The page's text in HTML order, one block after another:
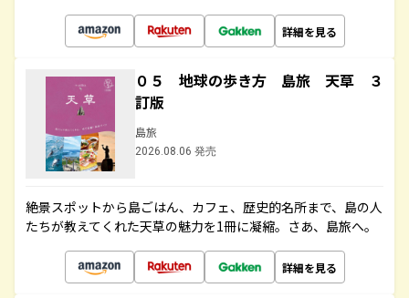
詳細を見る
０５ 地球の歩き方 島旅 天草 ３
訂版
島旅
2026.08.06 発売
絶景スポットから島ごはん、カフェ、歴史的名所まで、島の人
たちが教えてくれた天草の魅力を1冊に凝縮。さあ、島旅へ。
詳細を見る